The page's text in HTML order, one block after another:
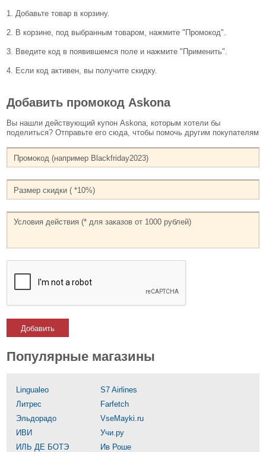
1. Добавьте товар в корзину.
2. В корзине, под выбранным товаром, нажмите "Промокод".
3. Введите код в появившемся поле и нажмите "Применить".
4. Если код активен, вы получите скидку.
Добавить промокод Askona
Вы нашли действующий купон Askona, которым хотели бы
поделиться? Отправьте его сюда, чтобы помочь другим покупателям
Добавить
Популярные магазины
Lingualeo
S7 Airlines
Литрес
Farfetch
Эльдорадо
VseMayki.ru
ИВИ
Учи.ру
ИЛЬ ДЕ БОТЭ
Ив Роше